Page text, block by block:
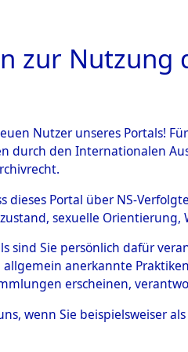
HOME
Baden-
zur Nutzung
Nutzer unseres Portals!
durch den Internationalen
dieses Portal über NS-
sexuelle
sind Sie persönlich dafür
anerkannte
erscheinen,
wenn Sie beispielsweiser